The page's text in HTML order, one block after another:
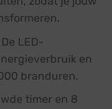
De LED-
en
branduren.
timer en 8